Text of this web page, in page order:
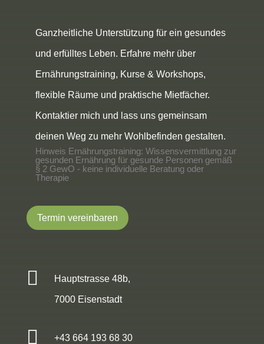
Ganzheitliche Unterstützung für ein gesundes
und erfülltes Leben. Erfahre mehr über
Ernährungstraining, Kurse & Workshops,
flexible Räume und praktische Mietfächer.
Kontaktier mich und lass uns gemeinsam
deinen Weg zu mehr Wohlbefinden gestalten.
Hinweis Ernährungstraining: Wissensvermittlung zur
gesunden Ernährung für gesunde Personen gemäß
§ 2 GewO - keine individuelle Beratung oder
Therapie
Termin vereinbaren
 Hauptstrasse 48b,
7000 Eisenstadt
 +43 664 193 68 30